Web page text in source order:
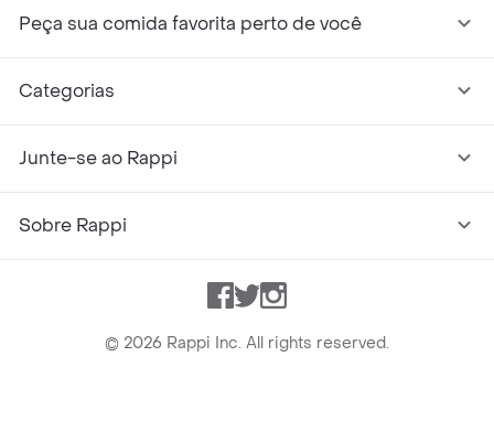
Peça sua comida favorita perto de você
Categorias
Junte-se ao Rappi
Sobre Rappi
Facebook
TwitterInstagram
© 2026 Rappi Inc. All rights reserved.